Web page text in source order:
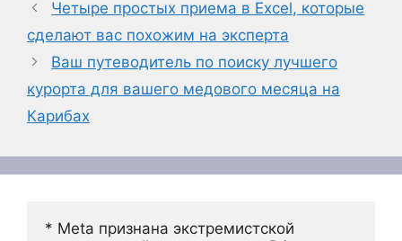
Четыре простых приема в Excel, которые
сделают вас похожим на эксперта
Ваш путеводитель по поиску лучшего
курорта для вашего медового месяца на
Карибах
* Meta признана экстремистской